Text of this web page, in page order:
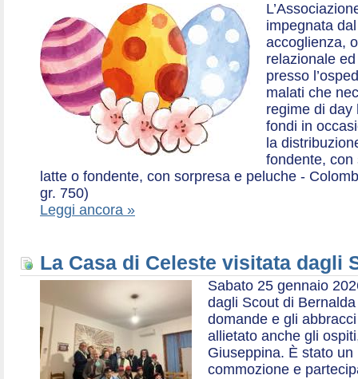
impegnata
accoglienza,
relazionale
presso
malati che
regime di day
fondi in
la
fondente, con
latte o fondente, con sorpresa e peluche -
gr. 750)
Leggi ancora »
La Casa di Celeste visitata dagli
Sabato 25 gennaio
dagli Scout di
domande e gli
allietato anche gli
Giuseppina. È stato
commozione e